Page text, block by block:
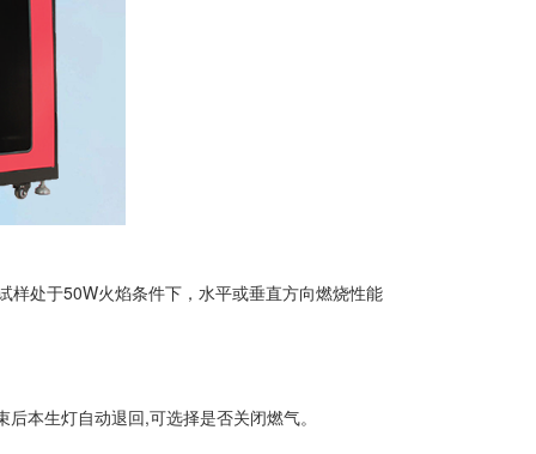
样处于50W火焰条件下，水平或垂直方向燃烧性能
本生灯自动退回,可选择是否关闭燃气。